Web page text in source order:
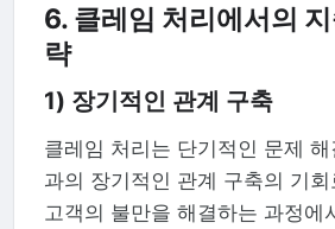
6. 클레임 처리에서의
략
1) 장기적인 관계 구축
클레임 처리는 단기적인 문제
과의 장기적인 관계 구축의 기
고객의 불만을 해결하는 과정에